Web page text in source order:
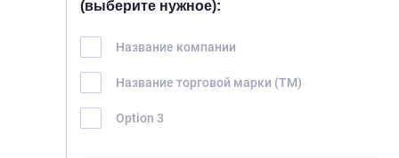
(выберите нужное):
Название компании
Название торговой марки (ТМ)
Option 3